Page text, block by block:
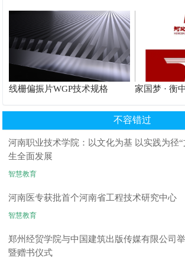
东虹华打造智慧家校沟通新体
述
线栅偏振片WGP技术规格
家国梦 · 衡
不容错过
河南职业技术学院：以文化为基 以实践为径
生全面发展
智慧教育
河南医专获批首个河南省工程技术研究中心
智慧教育
郑州经贸学院与中国建筑出版传媒有限公司
暨赠书仪式